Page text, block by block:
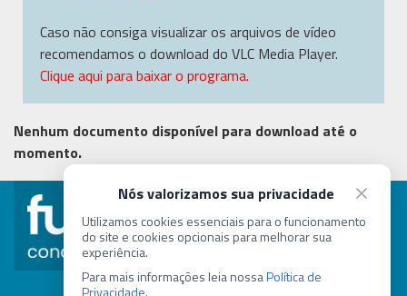
Nós valorizamos sua privacidade
Utilizamos cookies essenciais para o funcionamento
do site e cookies opcionais para melhorar sua
experiência.
Para mais informações leia nossaPolítica de
Privacidade.
Caso não consiga visualizar os arquivos de vídeo
recomendamos o download do VLC Media Player.
Clique aqui para baixar o programa.
Nenhum documento disponível para download até o
momento.